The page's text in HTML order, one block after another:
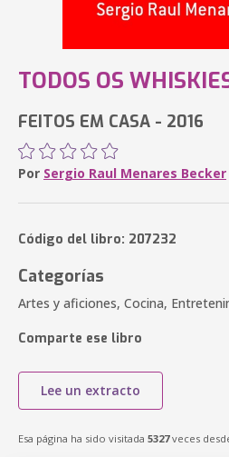
TODOS OS
FEITOS EM CASA - 2016
Por Sergio Raul Menares Becker
Código del libro: 207232
Categorías
Artes y aficiones, Cocina,
Comparte ese libro
Lee un extracto
Esa página ha sido visitada 5327veces